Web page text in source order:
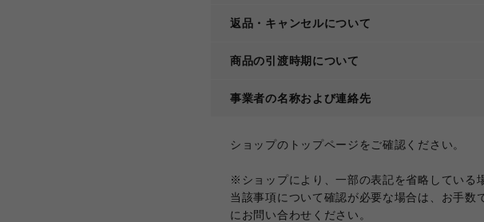
返品・キャンセルについて
商品の引渡時期について
事業者の名称および連絡先
ショップのトップページをご確認ください。
※ショップにより、一部の表記を省略している
当該事項について確認が必要な場合は、お手数
にお問い合わせください。